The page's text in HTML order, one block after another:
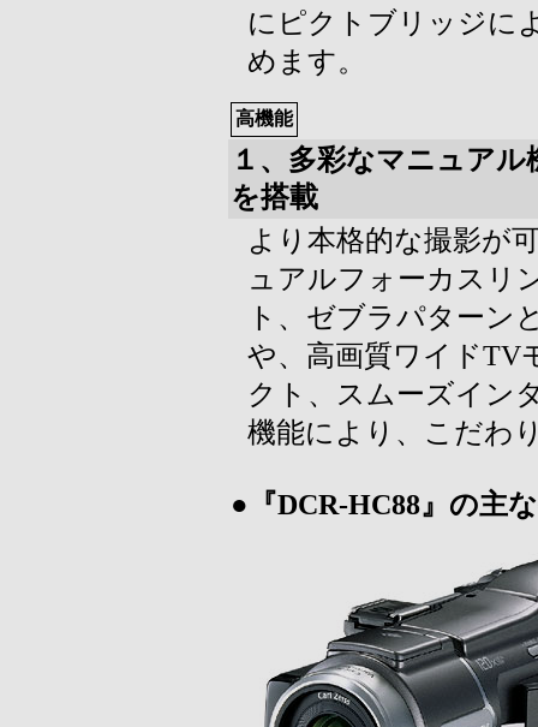
にピクトブリッジに
めます。
高機能
１、多彩なマニュア
を搭載
より本格的な撮影が
ュアルフォーカスリ
ト、ゼブラパターン
や、高画質ワイドTV
クト、スムーズイン
機能により、こだわ
●『DCR-HC88』の主